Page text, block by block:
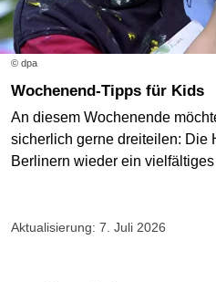
© dpa
Wochenend-Tipps für Kids
An diesem Wochenende
sicherlich gerne dreiteilen: Die
Berlinern wieder ein
Aktualisierung: 7. Juli 2026